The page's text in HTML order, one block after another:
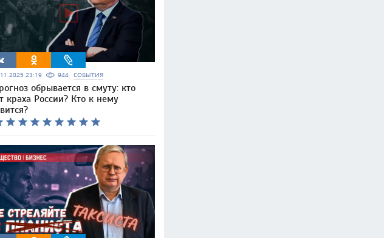
23:19 944 СОБЫТИЯ
обрывается в смуту: кто
краха России? Кто к нему